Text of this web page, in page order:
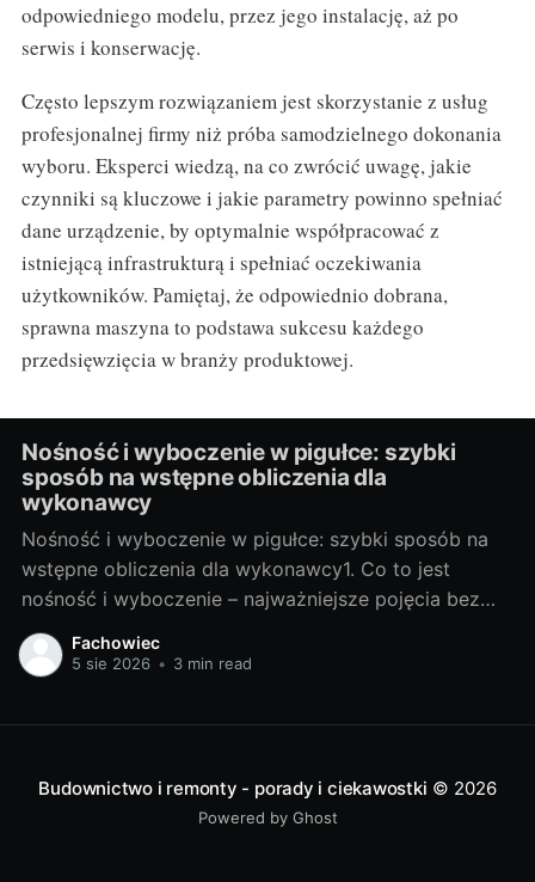
odpowiedniego modelu, przez jego instalację, aż po
serwis i konserwację.
Często lepszym rozwiązaniem jest skorzystanie z usług
profesjonalnej firmy niż próba samodzielnego dokonania
wyboru. Eksperci wiedzą, na co zwrócić uwagę, jakie
czynniki są kluczowe i jakie parametry powinno spełniać
dane urządzenie, by optymalnie współpracować z
istniejącą infrastrukturą i spełniać oczekiwania
użytkowników. Pamiętaj, że odpowiednio dobrana,
sprawna maszyna to podstawa sukcesu każdego
przedsięwzięcia w branży produktowej.
Nośność i wyboczenie w pigułce: szybki
sposób na wstępne obliczenia dla
wykonawcy
Nośność i wyboczenie w pigułce: szybki sposób na
wstępne obliczenia dla wykonawcy1. Co to jest
nośność i wyboczenie – najważniejsze pojęcia bez
żargonuNośność słupa to największa siła osiowa, jaką
przekrój i materiał przeniosą bez utraty stateczności.
Fachowiec
5 sie 2026 • 3 min read
Budownictwo i remonty - porady i ciekawostki © 2026
Powered by Ghost